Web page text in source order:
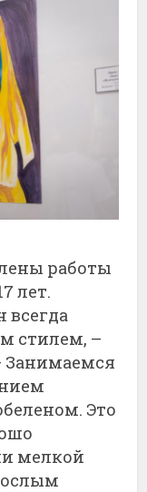
работы
лет.
всегда
стилем, –
Занимаемся
Это
мелкой